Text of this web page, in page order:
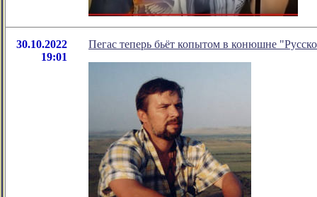
30.10.2022
19:01
Пегас теперь бьёт копытом в конюшне